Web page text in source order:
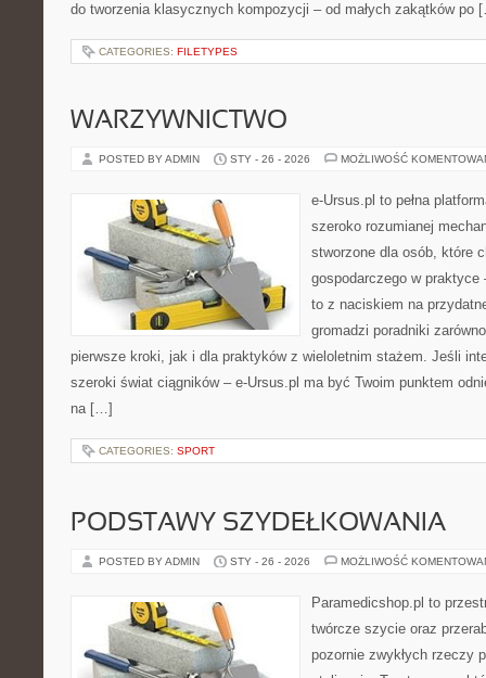
do tworzenia klasycznych kompozycji – od małych zakątków po
CATEGORIES: FILETYPES
WARZYWNICTWO
POSTED BY ADMIN STY - 26 - 2026 MOŻLIWOŚĆ
e-Ursus.pl to pełna
szeroko rozumianej
stworzone dla osób, które
gospodarczego w
to z naciskiem na
gromadzi poradniki
pierwsze kroki, jak i dla praktyków z wieloletnim stażem. Jeśli
szeroki świat ciągników – e-Ursus.pl ma być Twoim punktem
na […]
CATEGORIES: SPORT
PODSTAWY SZYDEŁKOWANIA
POSTED BY ADMIN STY - 26 - 2026 MOŻLIWOŚĆ
Paramedicshop.pl to
twórcze szycie oraz
pozornie zwykłych rzeczy